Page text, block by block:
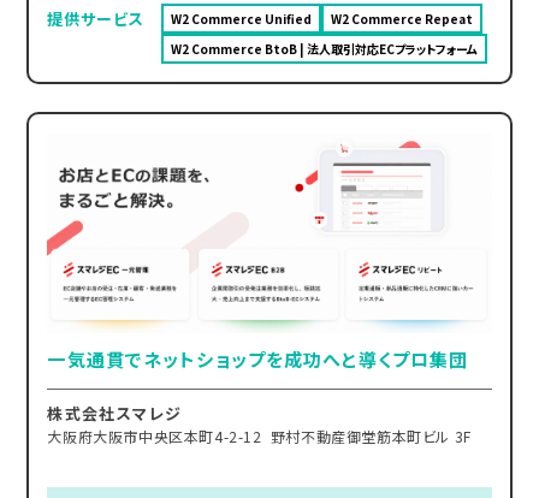
提供サービス W2 Commerce Unified
W2 Commerce Repeat
W2 Commerce BtoB | 法人取引対応ECプラットフォーム
一気通貫でネットショップを成功へと導くプロ集団
株式会社スマレジ
大阪府大阪市中央区本町4-2-12 野村不動産御堂筋本町ビル 3F